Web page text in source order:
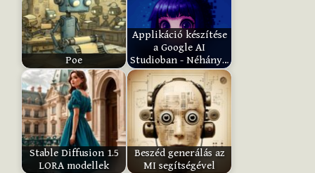
Submit
RatingPoe
Applikáció készítése
a Google AI
Studioban - Néhány…
Stable Diffusion 1.5
LORA modellek
Beszéd generálás az
MI segítségével